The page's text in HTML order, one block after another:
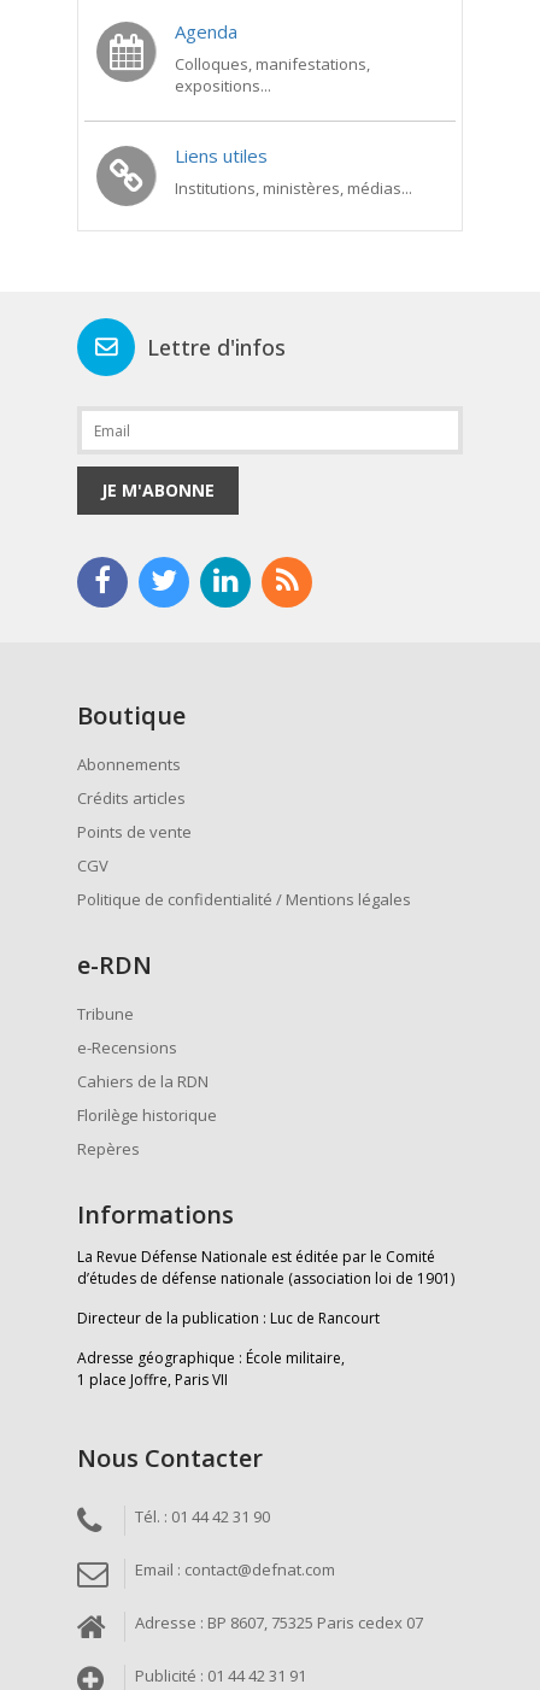
Agenda
Colloques, manifestations,
expositions...
Liens utiles
Institutions, ministères, médias...
Lettre d'infos
JE M'ABONNE
Boutique
Abonnements
Crédits articles
Points de vente
CGV
Politique de confidentialité / Mentions légales
e-RDN
Tribune
e-Recensions
Cahiers de la RDN
Florilège historique
Repères
Informations
La Revue Défense Nationale est éditée par le Comité
d’études de défense nationale (association loi de 1901)
Directeur de la publication : Luc de Rancourt
Adresse géographique : École militaire,
1 place Joffre, Paris VII
Nous Contacter
Tél. : 01 44 42 31 90
Email : contact@defnat.com
Adresse : BP 8607, 75325 Paris cedex 07
Publicité : 01 44 42 31 91